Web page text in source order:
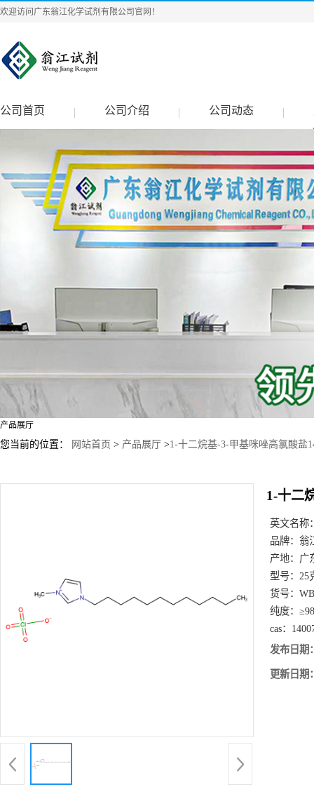
欢迎访问广东翁江化学试剂有限公司官网！
公司首页 公司介绍 公司动态
产品展厅
您当前的位置： 网站首页 > 产品展厅 >1-十二烷基-3-甲基咪唑高氯酸盐
1-十二
英文名称
品牌： 翁
产地： 广
型号： 25
货号：
纯度：
cas：
发布日期
更新日期